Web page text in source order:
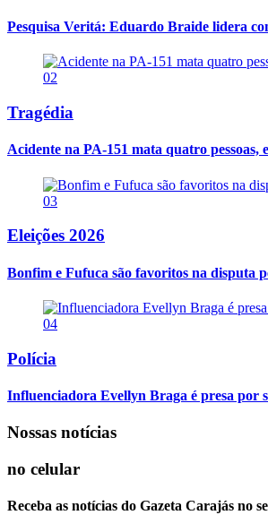
Pesquisa Veritá: Eduardo Braide lidera
02
Tragédia
Acidente na PA-151 mata quatro
03
Eleições 2026
Bonfim e Fufuca são favoritos na disputa
04
Polícia
Influenciadora Evellyn Braga é presa por
Nossas notícias
no celular
Receba as notícias do Gazeta Carajás no